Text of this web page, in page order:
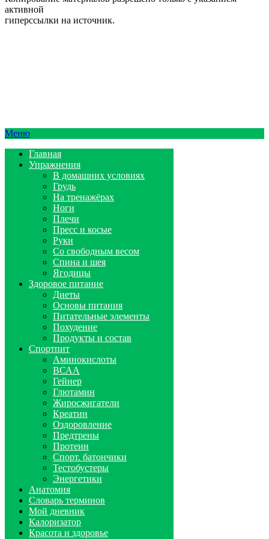
активной
гиперссылки на источник.
Меню
Главная
Упражнения
В домашних условиях
Грудь
На тренажёрах
Ноги
Плечи
Пресс и косые
Руки
Со свободным весом
Спина и шея
Ягодицы
Здоровое питание
Диеты
Основы питания
Питательные элементы
Похудение
Продукты и состав
Спортпит
Аминокислоты
ВСАА
Гейнер
Глютамин
Жиросжигатели
Креатин
Оздоровление
Предтрены
Протеин
Спорт. батончики
Тестобустеры
Энергетики
Анатомия
Словарь терминов
Мой дневник
Калоризатор
Красота и здоровье